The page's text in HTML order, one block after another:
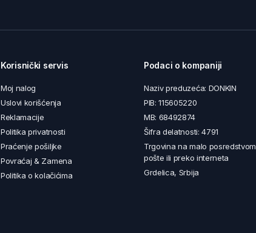
Korisnički servis
Moj nalog
Uslovi korišćenja
Reklamacije
Politika privatnosti
Praćenje pošiljke
Povraćaj & Zamena
Politika o kolačićima
Podaci o kompaniji
Naziv preduzeća: DONKIN
PIB: 115605220
MB: 68492874
Šifra delatnosti: 4791
Trgovina na malo posredstvom
pošte ili preko interneta
Grdelica, Srbija